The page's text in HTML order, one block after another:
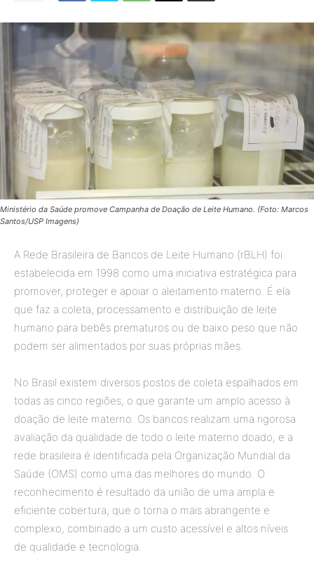
Ministério da Saúde promove Campanha de Doação de Leite Humano. (Foto: Marcos
Santos/USP Imagens)
A Rede Brasileira de Bancos de Leite Humano (rBLH) foi
estabelecida em 1998 como uma iniciativa estratégica para
promover, proteger e apoiar o aleitamento materno. É ela
que faz a coleta, processamento e distribuição de leite
humano para bebês prematuros ou de baixo peso que não
podem ser alimentados por suas próprias mães.
No Brasil existem diversos postos de coleta espalhados em
todas as cinco regiões, o que garante um amplo acesso à
doação de leite materno. Os bancos realizam uma rigorosa
avaliação da qualidade de todo o leite materno doado, e a
rede brasileira é identificada pela Organização Mundial da
Saúde (OMS) como uma das melhores do mundo. O
reconhecimento é resultado da união de uma ampla e
eficiente cobertura, que o torna o mais abrangente e
complexo, combinado a um custo acessível e altos níveis
de qualidade e tecnologia.